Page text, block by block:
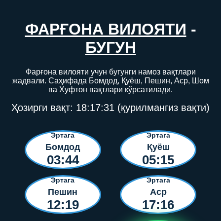
ФАРҒОНА ВИЛОЯТИ -
БУГУН
Фарғона вилояти учун бугунги намоз вақтлари
жадвали. Саҳифада Бомдод, Қуёш, Пешин, Аср, Шом
ва Хуфтон вақтлари кўрсатилади.
Ҳозирги вақт: 18:17:31 (қурилмангиз вақти)
Эртага
Бомдод
03:44
Эртага
Қуёш
05:15
Эртага
Пешин
12:19
Эртага
Аср
17:16